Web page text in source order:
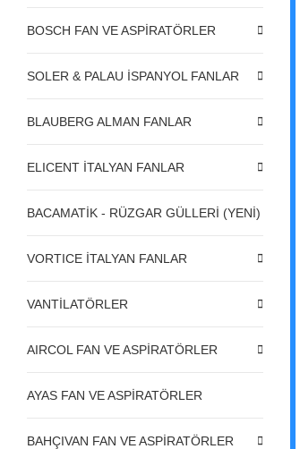
BOSCH FAN VE ASPİRATÖRLER
SOLER & PALAU İSPANYOL FANLAR
BLAUBERG ALMAN FANLAR
ELICENT İTALYAN FANLAR
BACAMATİK - RÜZGAR GÜLLERİ (YENİ)
VORTICE İTALYAN FANLAR
VANTİLATÖRLER
AIRCOL FAN VE ASPİRATÖRLER
AYAS FAN VE ASPİRATÖRLER
BAHÇIVAN FAN VE ASPİRATÖRLER